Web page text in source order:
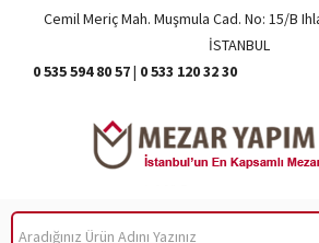
Cemil Meriç Mah. Muşmula Cad. No: 15/B
İSTANBUL
0 535 594 80 57| 0 533 120 32 30